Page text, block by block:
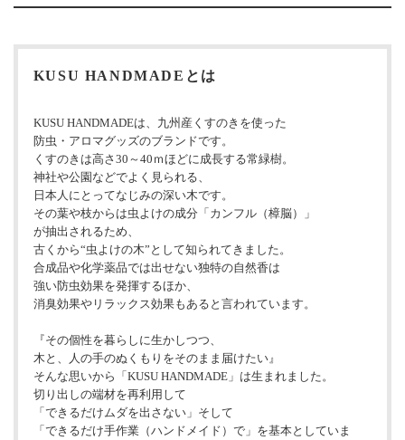
KUSU HANDMADEとは
KUSU HANDMADEは、九州産くすのきを使った
防虫・アロマグッズのブランドです。
くすのきは高さ30～40ｍほどに成長する常緑樹。
神社や公園などでよく見られる、
日本人にとってなじみの深い木です。
その葉や枝からは虫よけの成分「カンフル（樟脳）」
が抽出されるため、
古くから“虫よけの木”として知られてきました。
合成品や化学薬品では出せない独特の自然香は
強い防虫効果を発揮するほか、
消臭効果やリラックス効果もあると言われています。
『その個性を暮らしに生かしつつ、
木と、人の手のぬくもりをそのまま届けたい』
そんな思いから「KUSU HANDMADE」は生まれました。
切り出しの端材を再利用して
「できるだけムダを出さない」そして
「できるだけ手作業（ハンドメイド）で」を基本としていま